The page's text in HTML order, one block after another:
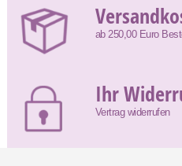
ab 250,00 Euro
Ihr
Vertrag widerrufen